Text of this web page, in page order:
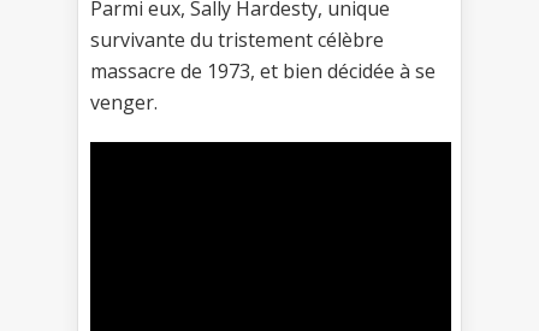
Parmi eux, Sally Hardesty, unique
survivante du tristement célèbre
massacre de 1973, et bien décidée à se
venger.